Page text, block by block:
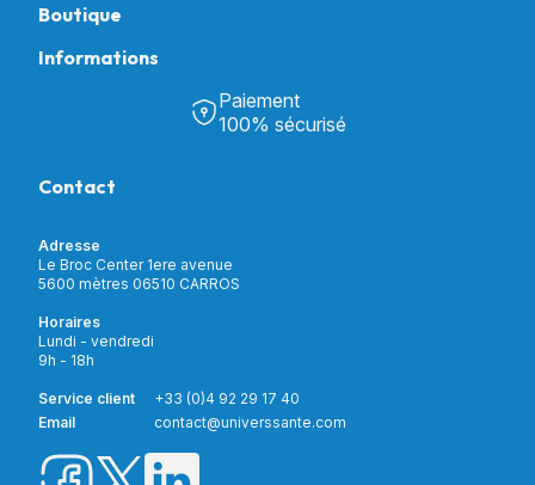
Boutique
Puériculture
Incontinence
Soins & Diagnostic
Aide à la mobilité
Matériel de location
Nouveautés
Promotions
Prix barrés
Informations
Découvrir Univers Santé
Notre catalogue
Mon compte
Livraison et paiement
Paiement
100% sécurisé
Contact
Adresse
Le Broc Center 1ere avenue
5600 mètres 06510 CARROS
Horaires
Lundi - vendredi
9h - 18h
Service client
+33 (0)4 92 29 17 40
Email
contact@universsante.com